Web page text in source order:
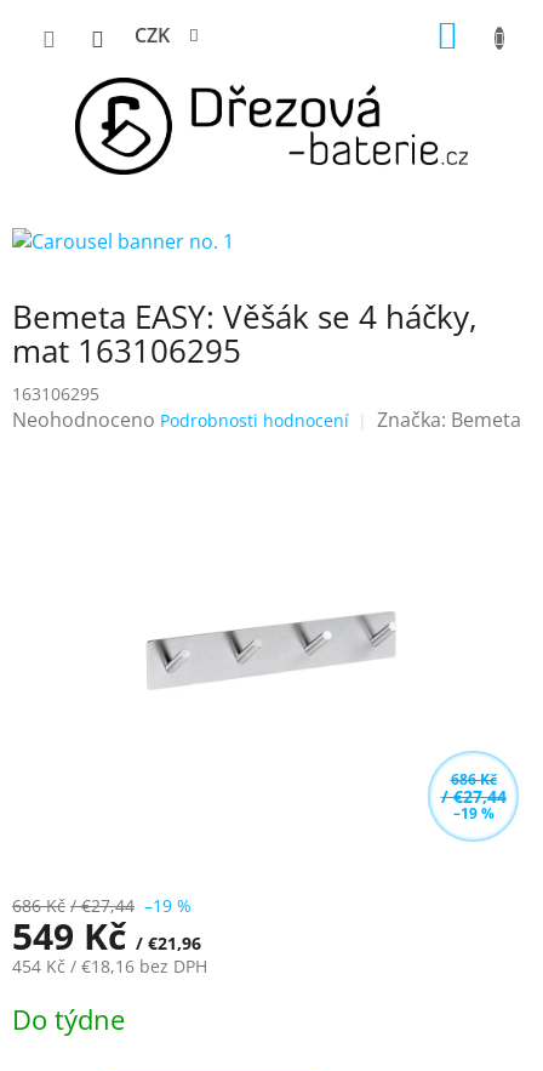
CZK
Bemeta EASY: Věšák se 4 háčky,
mat 163106295
163106295
Průměrné
Neohodnoceno Podrobnosti hodnocení Značka: Bemeta
686 Kč
/ €27,44
–19 %
686 Kč / €27,44 –19 %
549 Kč / €21,96
454 Kč / €18,16 bez DPH
cena:
Do týdne